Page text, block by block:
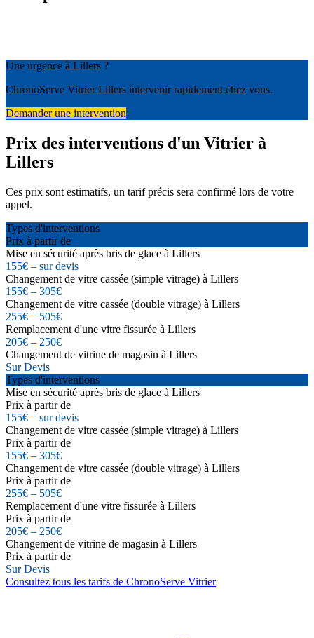
Une urgence à Lillers ?
ChronoServe Vitrier Lillers intervenir rapidement chez vous.
Demander une intervention
Prix des interventions d'un Vitrier à
Lillers
Ces prix sont estimatifs, un tarif précis sera confirmé lors de votre
appel.
Types d'interventions
Prix à partir de
Mise en sécurité après bris de glace à Lillers
155€ – sur devis
Changement de vitre cassée (simple vitrage) à Lillers
155€ – 305€
Changement de vitre cassée (double vitrage) à Lillers
255€ – 505€
Remplacement d'une vitre fissurée à Lillers
205€ – 250€
Changement de vitrine de magasin à Lillers
Sur Devis
Types d'interventions
Mise en sécurité après bris de glace à Lillers
Prix à partir de
155€ – sur devis
Changement de vitre cassée (simple vitrage) à Lillers
Prix à partir de
155€ – 305€
Changement de vitre cassée (double vitrage) à Lillers
Prix à partir de
255€ – 505€
Remplacement d'une vitre fissurée à Lillers
Prix à partir de
205€ – 250€
Changement de vitrine de magasin à Lillers
Prix à partir de
Sur Devis
Consultez tous les tarifs de ChronoServe Vitrier